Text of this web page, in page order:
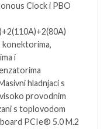
Clock i PBO
konektorima,
i
hladnjaci s
provodnim
s toplovodom
PCIe® 5.0 M.2